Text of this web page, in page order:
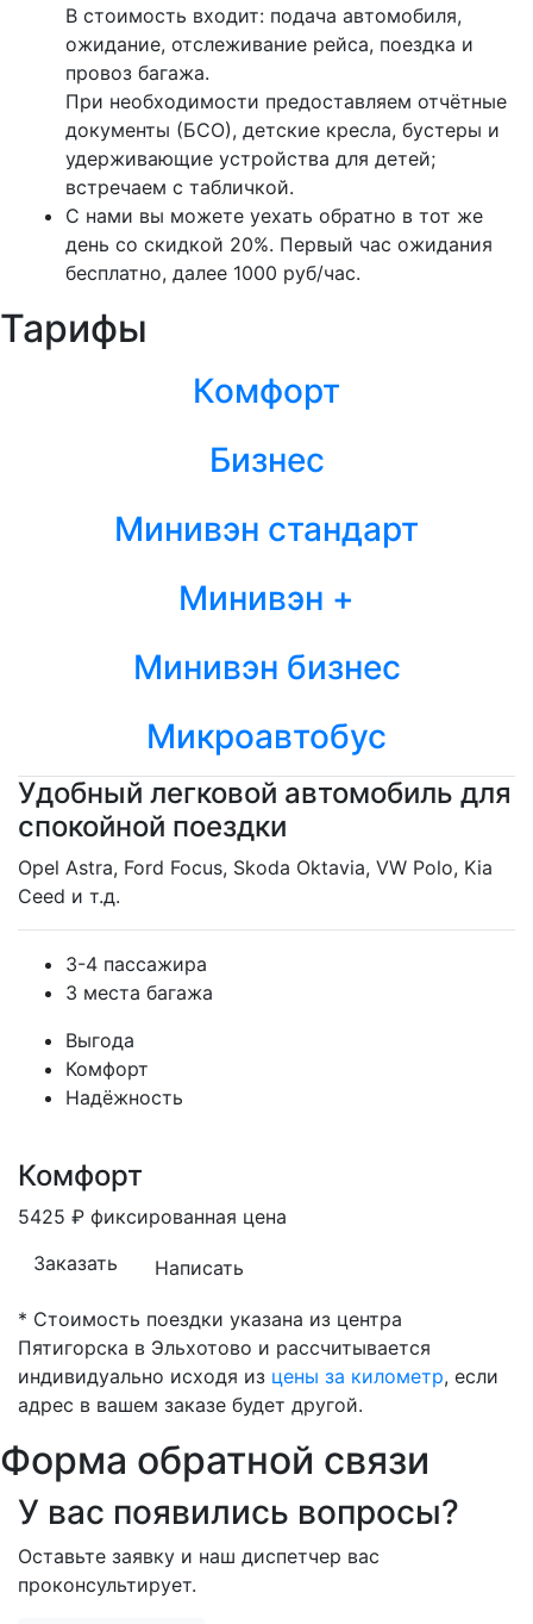
В стоимость входит: подача автомобиля,
ожидание, отслеживание рейса, поездка и
провоз багажа.
При необходимости предоставляем отчётные
документы (БСО), детские кресла, бустеры и
удерживающие устройства для детей;
встречаем с табличкой.
С нами вы можете уехать обратно в тот же
день со скидкой 20%. Первый час ожидания
бесплатно, далее 1000 руб/час.
Тарифы
Комфорт
Бизнес
Минивэн стандарт
Минивэн +
Минивэн бизнес
Микроавтобус
Удобный легковой автомобиль для
спокойной поездки
Opel Astra, Ford Focus, Skoda Oktavia, VW Polo, Kia
Ceed и т.д.
3-4 пассажира
3 места багажа
Выгода
Комфорт
Надёжность
Комфорт
5425 ₽ фиксированная цена
Заказать
Написать
* Стоимость поездки указана из центра
Пятигорска в Эльхотово и рассчитывается
индивидуально исходя из цены за километр, если
адрес в вашем заказе будет другой.
Форма обратной связи
У вас появились вопросы?
Оставьте заявку и наш диспетчер вас
проконсультирует.